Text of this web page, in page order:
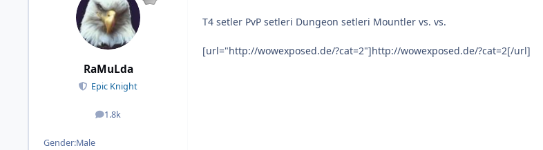
RaMuLda
Epic Knight
1.8k
posts
Gender:Male
T4 setler PvP setleri Dungeon setleri Mountler vs. vs.
[url="http://wowexposed.de/?cat=2"]http://wowexposed.de/?cat=2[/url]